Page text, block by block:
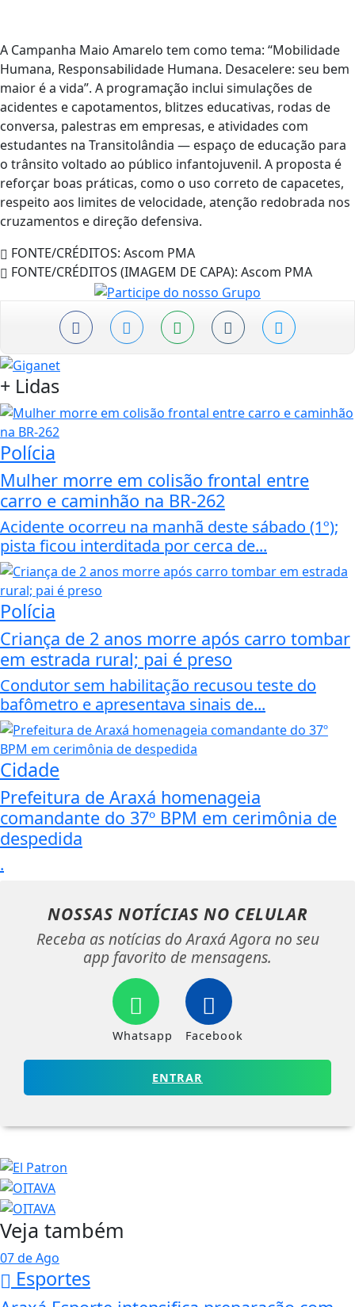
A Campanha Maio Amarelo tem como tema: “Mobilidade
Humana, Responsabilidade Humana. Desacelere: seu bem
maior é a vida”. A programação inclui simulações de
acidentes e capotamentos, blitzes educativas, rodas de
conversa, palestras em empresas, e atividades com
estudantes na Transitolândia — espaço de educação para
o trânsito voltado ao público infantojuvenil. A proposta é
reforçar boas práticas, como o uso correto de capacetes,
respeito aos limites de velocidade, atenção redobrada nos
cruzamentos e direção defensiva.
FONTE/CRÉDITOS: Ascom PMA
FONTE/CRÉDITOS (IMAGEM DE CAPA): Ascom PMA
+ Lidas
Polícia
Mulher morre em colisão frontal entre
carro e caminhão na BR-262
Acidente ocorreu na manhã deste sábado (1º);
pista ficou interditada por cerca de...
Polícia
Criança de 2 anos morre após carro tombar
em estrada rural; pai é preso
Condutor sem habilitação recusou teste do
bafômetro e apresentava sinais de...
Cidade
Prefeitura de Araxá homenageia
comandante do 37º BPM em cerimônia de
despedida
.
NOSSAS NOTÍCIAS NO CELULAR
Receba as notícias do Araxá Agora no seu
app favorito de mensagens.
Whatsapp Facebook
ENTRAR
Veja também
07 de Ago
Esportes